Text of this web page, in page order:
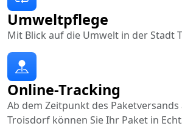
Online-Tracking
Ab dem Zeitpunkt des Paketversands
Troisdorf können Sie Ihr Paket in
Umweltpflege
Mit Blick auf die Umwelt in der Stadt